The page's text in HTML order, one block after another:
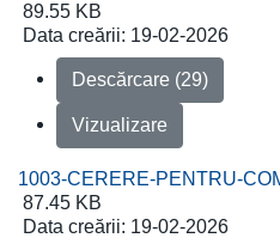
89.55 KB
Data creării: 19-02-2026
Descărcare (29)
Vizualizare
1003-CERERE-PENTRU-
87.45 KB
Data creării: 19-02-2026